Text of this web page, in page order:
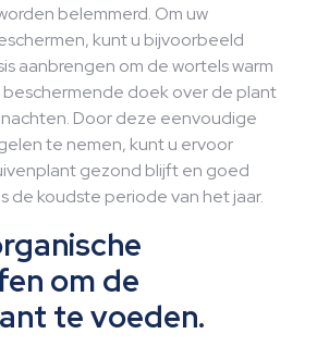
belemmerd. Om uw
kunt u bijvoorbeeld
aanbrengen om de wortels warm
doek over de plant
Door deze eenvoudige
te nemen, kunt u ervoor
gezond blijft en goed
de koudste periode van het jaar.
om de
te voeden.